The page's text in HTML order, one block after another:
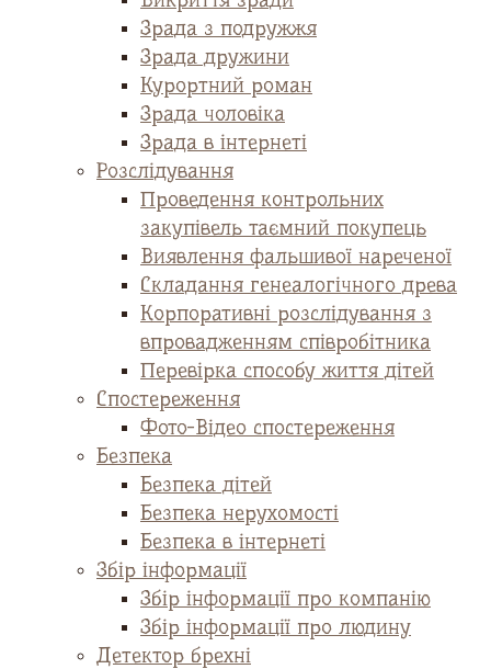
Зрада з подружжя
Зрада дружини
Курортний роман
Зрада чоловіка
Зрада в інтернеті
Розслідування
Проведення контрольних
закупівель таємний покупець
Виявлення фальшивої нареченої
Складання генеалогічного древа
Корпоративні розслідування з
впровадженням співробітника
Перевірка способу життя дітей
Спостереження
Фото-Відео спостереження
Безпека
Безпека дітей
Безпека нерухомості
Безпека в інтернеті
Збір інформації
Збір інформації про компанію
Збір інформації про людину
Детектор брехні